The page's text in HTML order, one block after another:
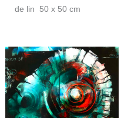
de lin 50 x 50 cm